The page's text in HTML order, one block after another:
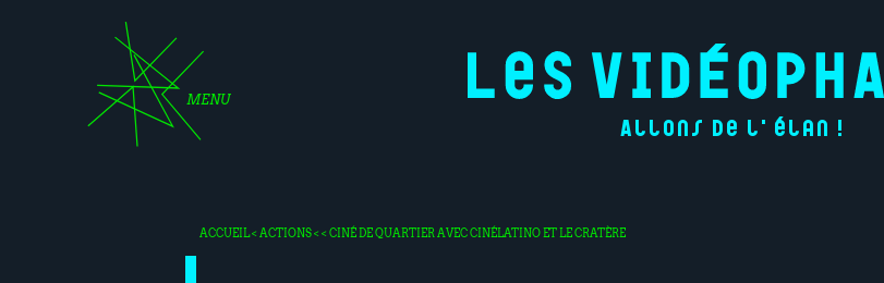
MENU
Allons de l'élan !
ACCUEIL<ACTIONS< < CINÉ DE QUARTIER AVEC CINÉLATINO ET LE CRATÈRE